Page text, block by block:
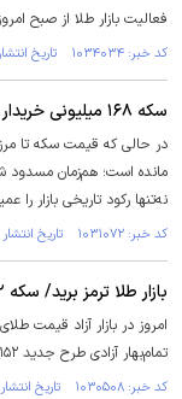
فعالیت بازار طلا از صبح
کد خبر: ۱۰۳۴۰۳۴ تاریخ انتشار : ۱۴۰۴/۱۰/۲۸
سکه ۱۶۸ میلیونی خریدار ندارد/ چرا حساب طلافروشان بسته شد؟
مانده است؛ هم‌زمان مسدود
نه‌تنها رکود تاریخی بازار
کد خبر: ۱۰۳۱۰۷۲ تاریخ انتشار : ۱۴۰۴/۱۰/۰۷
بازار طلا ترمز برید/ سکه ۱۵۲ میلیون تومان شد
تمام‌بهار آزادی طرح جدید ۱۵۲ میلیون و ۵۰۰ هزار تومان شد.
کد خبر: ۱۰۳۰۵۰۸ تاریخ انتشار : ۱۴۰۴/۱۰/۰۳